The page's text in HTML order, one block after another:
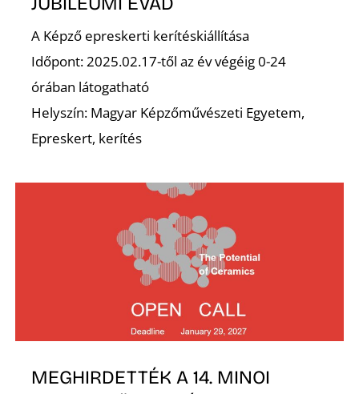
A Képző epreskerti kerítéskiállítása
Időpont: 2025.02.17-től az év végéig 0-24
órában látogatható
Helyszín: Magyar Képzőművészeti Egyetem,
Epreskert, kerítés
MEGHIRDETTÉK A 14. MINOI